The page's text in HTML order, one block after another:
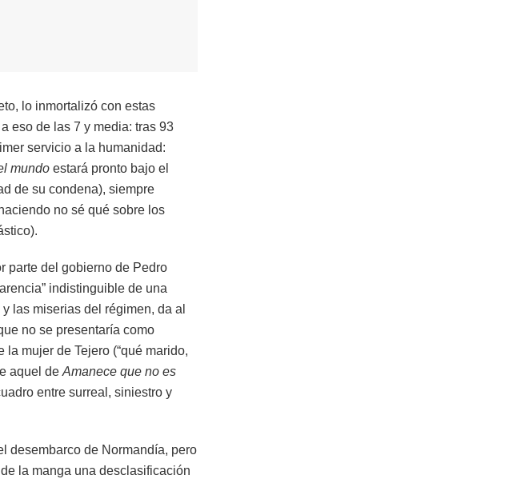
lo inmortalizó con estas
eso de las 7 y media: tras 93
servicio a la humanidad:
mundo estará pronto bajo el
de su condena), siempre
no sé qué sobre los
parte del gobierno de Pedro
indistinguible de una
las miserias del régimen, da al
no se presentaría como
mujer de Tejero (“qué marido,
aquel de Amanece que no es
entre surreal, siniestro y
desembarco de Normandía, pero
la manga una desclasificación